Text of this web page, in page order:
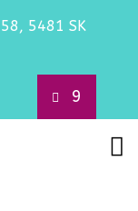
5481 SK
9